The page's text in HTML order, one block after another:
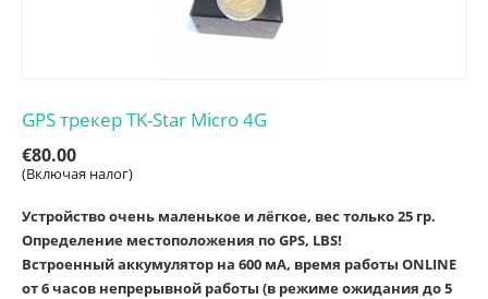
GPS трекер TK-Star Micro 4G
€80.00
(Включая налог)
Устройство очень маленькое и лёгкое, вес только 25 гр.
Определение местоположения по GPS, LBS!
Встроенный аккумулятор на 600 мА, время работы ONLINE
от 6 часов непрерывной работы (в режиме ожидания до 5